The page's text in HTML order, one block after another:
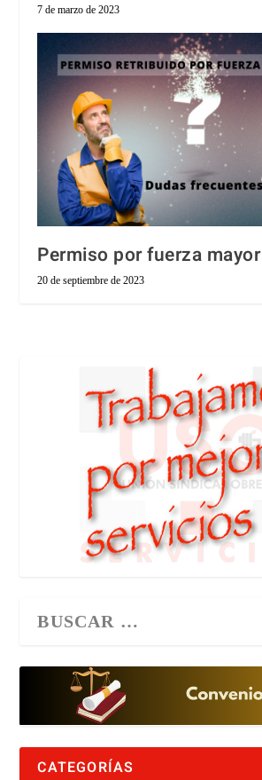
7 de marzo de 2023
Permiso por fuerza mayor
20 de septiembre de 2023
CATEGORÍAS